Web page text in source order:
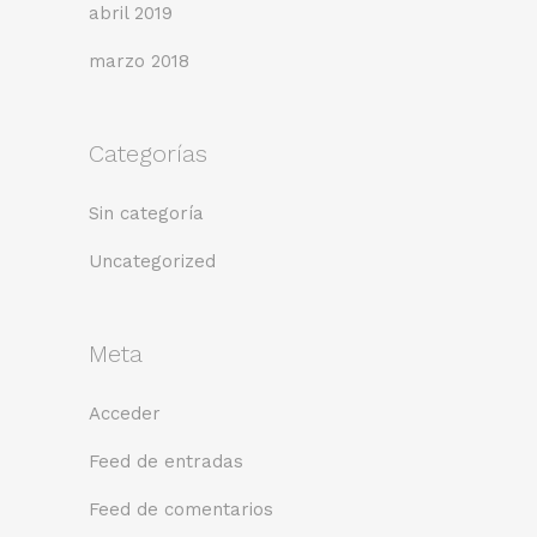
abril 2019
marzo 2018
Categorías
Sin categoría
Uncategorized
Meta
Acceder
Feed de entradas
Feed de comentarios